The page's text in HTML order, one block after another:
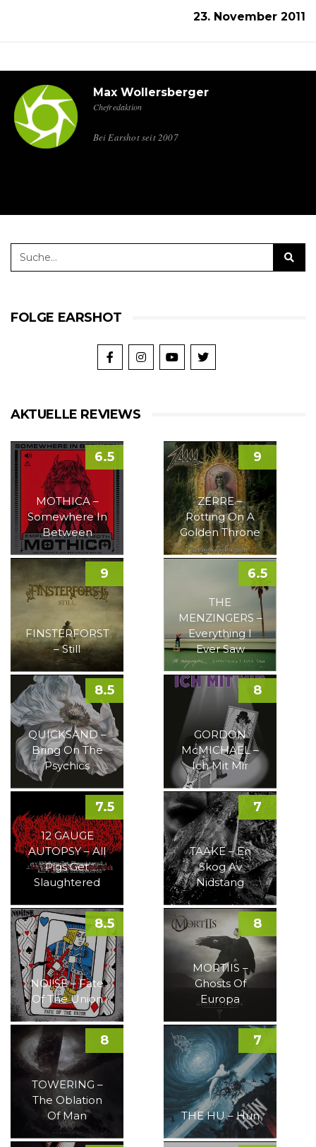
23. November 2011
Max Wollersberger
Chefredaktion
Bei Earshot seit 2007
FOLGE EARSHOT
AKTUELLE REVIEWS
MOTHICA –
Somewhere In
Between
6.5
ZERRE –
Rotting On A
Golden Throne
9
FINSTERFORST
– Still
9
THE
MENZINGERS –
Everything I
Ever Saw
6.5
QUICKSAND –
Bring On The
Psychics
8.5
GORDON
McMICHAEL –
Ich Mit Mir
8
12 GAUGE
AUTOPSY – All
Pigs Get
Slaughtered
7.5
TAAKE – En
Skog Av
Nidstang
7
NOI!SE – Fate
Of The Union
8.5
MORTIIS –
Ghosts Of
Europa
8
TOWERING –
The Oblation
Of Man
8
THE HU – Hun
7